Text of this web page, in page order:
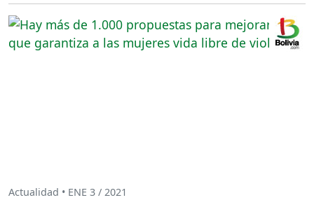
Actualidad • ENE 3 / 2021